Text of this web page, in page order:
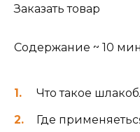
Заказать товар
Содержание ~ 10 мин
Что такое
Где